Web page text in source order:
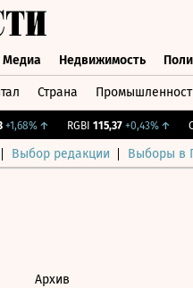
Медиа Недвижимость
Страна
↑ RGBI 115,37 +0,43%↑
Выбор редакции Выборы в
Архив